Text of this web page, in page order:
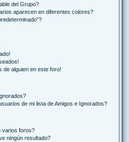
del Grupo?
aparecen en diferentes colores?
de alguien en este foro!
de mi lista de Amigos e Ignorados?
varios foros?
ningún resultado?